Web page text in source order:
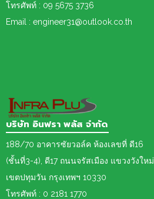
โทรศัพท์ : 09 5675 3736
Email : engineer31@outlook.co.th
บริษัท อินฟรา พลัส จำกัด
188/70 อาคารซัยวอล์ค ห้องเลขที่ ดี16
(ชั้นที่3-4), ดี17 ถนนจรัสเมือง แขวงวังใหม่
เขตปทุมวัน กรุงเทพฯ 10330
โทรศัพท์ : 0 2181 1770